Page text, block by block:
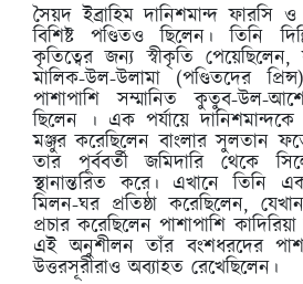
সৈয়দ ইব্রাহিম দানিশমান্দ
বিশিষ্ট পণ্ডিতও ছিলেন। তিনি
কৃতিত্বের জন্য স্বীকৃতি
মালিক-উল-উলামা (পণ্ডিতদের
পাশাপাশি সম্মানিত কুতুব-উল-
ছিলেন । এক পর্যায়ে
মঞ্জুর করেছিলেন বাংলার সুলতান
তার পূর্ববর্তী জমিদারি থেকে
স্থানান্তরিত করে। এখানে তিনি
মিলন-ঘর প্রতিষ্ঠা করেছিলেন,
প্রচার করেছিলেন পাশাপাশি
এই অনুশীলন তাঁর বংশধরদের
উত্তরসূরীরাও অব্যাহত রেখেছিলেন।